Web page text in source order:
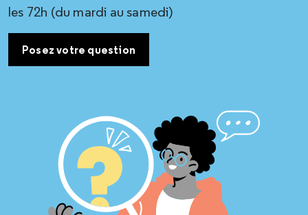
les 72h (du mardi au samedi)
Posez votre question